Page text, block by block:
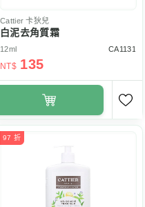
Cattier 卡狄兒
白泥去角質霜
12ml CA1131
NT$ 135
97 折